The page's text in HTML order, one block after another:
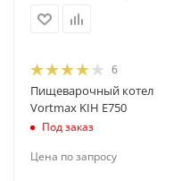
6
Пищеварочный котел
Vortmax KIH E750
Под заказ
Цена по запросу